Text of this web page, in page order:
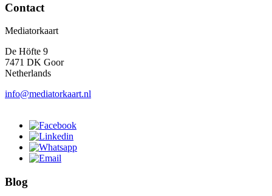
Contact
Mediatorkaart
De Höfte 9
7471 DK Goor
Netherlands
info@mediatorkaart.nl
Blog